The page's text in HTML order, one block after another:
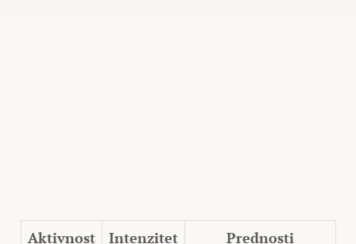
Aktivnost Intenzitet Prednosti